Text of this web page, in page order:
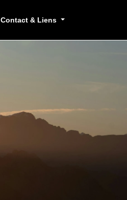
Contact & Liens